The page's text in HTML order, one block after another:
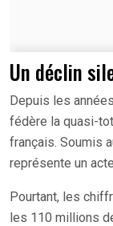
Un déclin
Depuis les
fédère la quasi-
français. Soumis
représente un
Pourtant, les
les 110 millions